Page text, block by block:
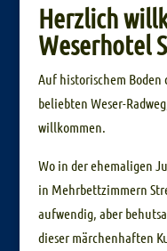
Herzlich
Weserhotel
Auf historischem Boden
beliebten Weser-
willkommen.
Wo in der ehemaligen
in Mehrbettzimmern
aufwendig, aber
dieser märchenhaften